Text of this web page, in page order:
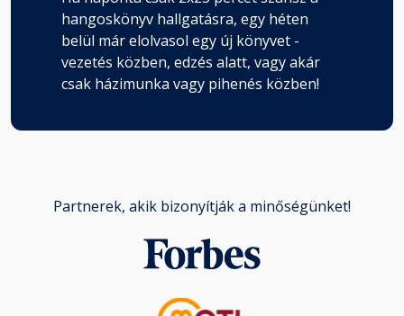
hangoskönyv hallgatásra, egy héten
belül már elolvasol egy új könyvet -
vezetés közben, edzés alatt, vagy akár
csak házimunka vagy pihenés közben!
Partnerek, akik bizonyítják a minőségünket!